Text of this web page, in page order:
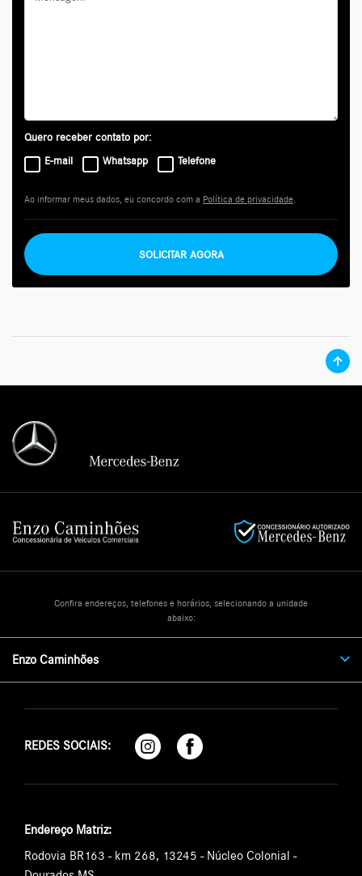
Quero receber contato por:
E-mail
Whatsapp Telefone
Ao informar meus dados, eu concordo com a Política de privacidade.
SOLICITAR AGORA
Confira endereços, telefones e horários, selecionando a unidade
abaixo:
Enzo Caminhões
REDES SOCIAIS:
Endereço Matriz:
Rodovia BR163 - km 268, 13245 - Núcleo Colonial -